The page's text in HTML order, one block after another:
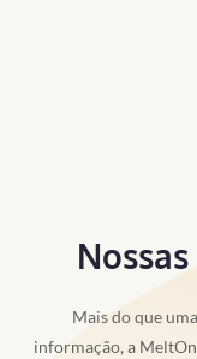
Mais do que
informação, a